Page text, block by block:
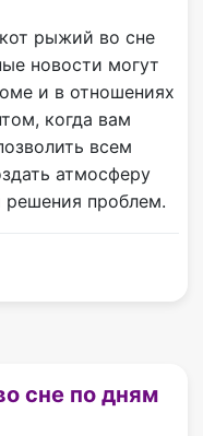
рыжий во сне
новости могут
и в отношениях
когда вам
всем
атмосферу
решения проблем.
сне по дням